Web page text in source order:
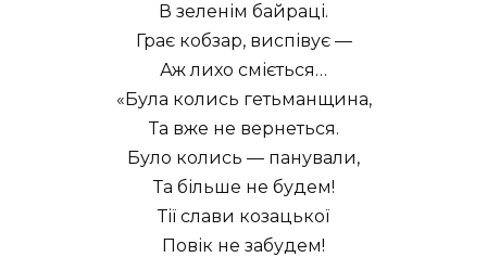
В зеленім байраці.
Грає кобзар, виспівує —
Аж лихо сміється…
«Була колись гетьманщина,
Та вже не вернеться.
Було колись — панували,
Та більше не будем!
Тії слави козацької
Повік не забудем!